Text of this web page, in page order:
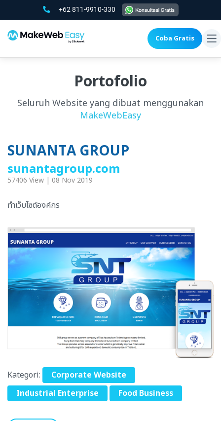
+62 811-9910-330
Coba Gratis
Portofolio
Seluruh Website yang dibuat menggunakan
MakeWebEasy
SUNANTA GROUP
sunantagroup.com
57406 View | 08 Nov 2019
ทำเว็บไซต์องค์กร
Kategori:
Corporate Website
Industrial Enterprise
Food Business